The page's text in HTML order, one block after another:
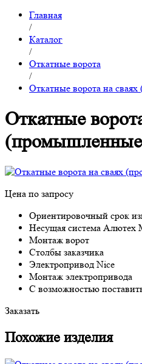
Главная
/
Каталог
/
Откатные ворота
/
Откатные ворота на
Откатные
Цена по запросу
Ориентировочный срок
Несущая система Алютех
Монтаж ворот
Столбы заказчика
Электропривод Nice
Монтаж электропривода
С возможностью
Заказать
Похожие изделия